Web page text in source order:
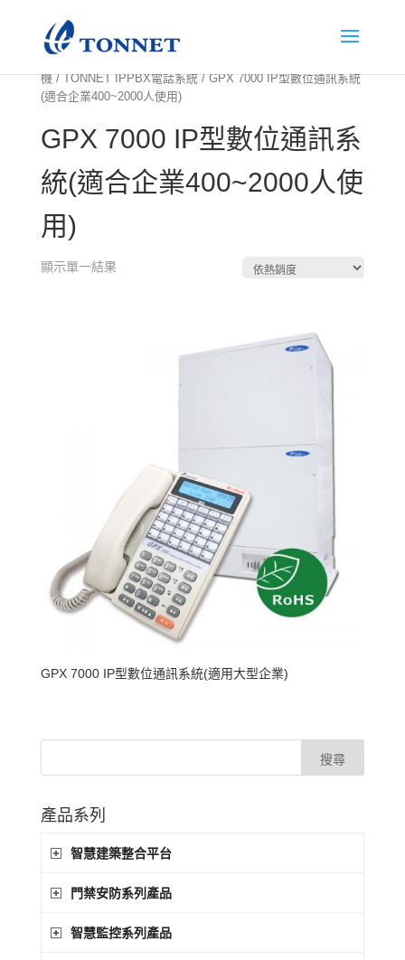
機/TONNET IPPBX電話系統/ GPX 7000 IP型數位通訊系統
(適合企業400~2000人使用)
GPX 7000 IP型數位通訊系
統(適合企業400~2000人使
用)
顯示單一結果
GPX 7000 IP型數位通訊系統(適用大型企業)
產品系列
智慧建築整合平台
門禁安防系列產品
智慧監控系列產品